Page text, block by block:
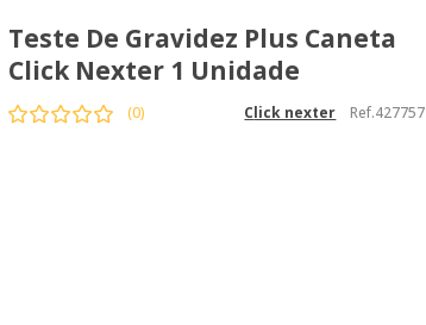
Teste De Gravidez Plus Caneta
Click Nexter 1 Unidade
(0) click nexter Ref.427757